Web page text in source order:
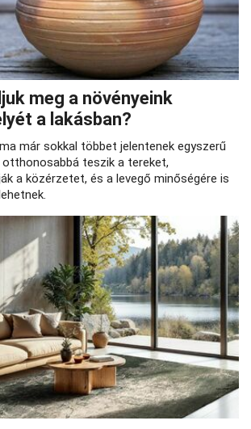
meg a növényeink
a lakásban?
már sokkal többet jelentenek egyszerű
otthonosabbá teszik a tereket,
a közérzetet, és a levegő minőségére is